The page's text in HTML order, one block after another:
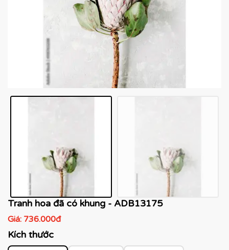
Tranh hoa đã có khung - ADB13175
Giá: 736.000đ
Kích thước